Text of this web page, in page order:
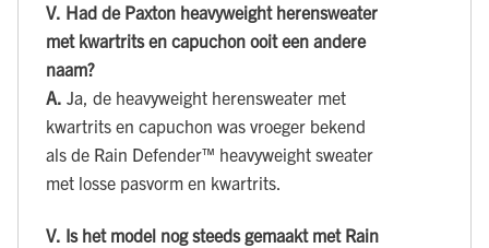
V. Had de Paxton heavyweight herensweater
met kwartrits en capuchon ooit een andere
naam?
A. Ja, de heavyweight herensweater met
kwartrits en capuchon was vroeger bekend
als de Rain Defender™ heavyweight sweater
met losse pasvorm en kwartrits.
V. Is het model nog steeds gemaakt met Rain